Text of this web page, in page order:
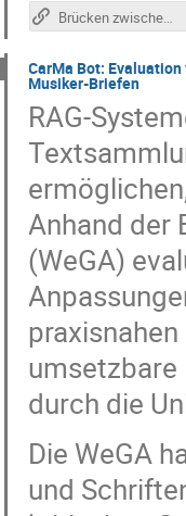
Brücken zwischen Business-, Wirtschafts- und Textdaten: Zusammenarbeit von BERD und Text+ in der NFDI (Poster)
CarMa Bot:
Musiker-Briefen
RAG-
Anhand der
(WeGA)
umsetzbare
durch die
Die WeGA
und